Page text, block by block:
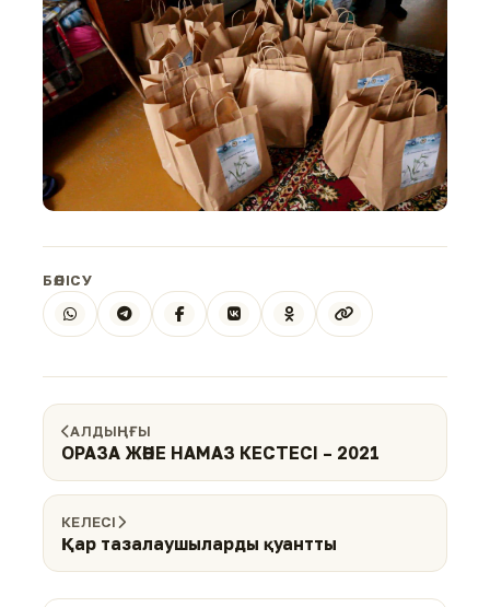
БӨЛІСУ
АЛДЫҢҒЫ
ОРАЗА ЖӘНЕ НАМАЗ КЕСТЕСІ – 2021
КЕЛЕСІ
Қар тазалаушыларды қуантты